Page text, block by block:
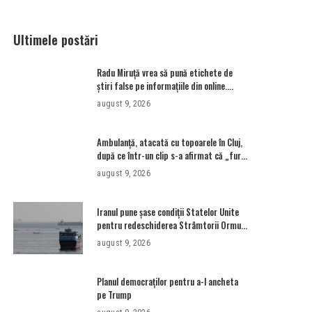
Ultimele postări
Radu Miruţă vrea să pună etichete de
știri false pe informațiile din online.
Ministrul demis al Apărării a fost acuzat
în repetate rânduri că răspândeşte el
revistă derapajele oficialului
august 9, 2026
Ambulanţă, atacată cu topoarele în Cluj,
după ce într-un clip s-a afirmat că „fură
copii” • Newsweek România
august 9, 2026
Iranul pune șase condiții Statelor Unite
pentru redeschiderea Strâmtorii Ormuz.
Care sunt acestea
august 9, 2026
Planul democraților pentru a-l ancheta
pe Trump